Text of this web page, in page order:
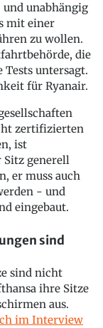
unabhängig
mit einer
zu wollen.
die
Tests untersagt.
für Ryanair.
zertifizierten
ist
Sitz generell
er muss auch
- und
eingebaut.
sind
sind nicht
ihre Sitze
aus.
im Interview